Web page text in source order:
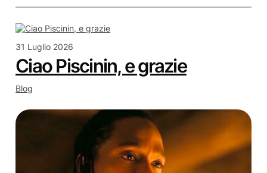
31 Luglio 2026
Ciao Piscinin, e grazie
Blog